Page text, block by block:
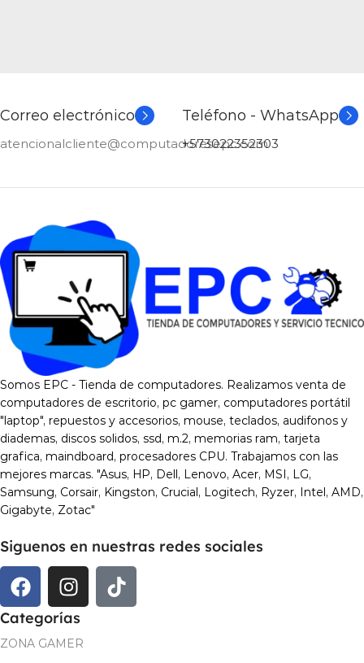
Correo electrónico
atencionalcliente@computadoresepc.com
Teléfono - WhatsApp
+573022352303
Somos EPC - Tienda de computadores. Realizamos venta de
computadores de escritorio, pc gamer, computadores portátil
"laptop", repuestos y accesorios, mouse, teclados, audifonos y
diademas, discos solidos, ssd, m.2, memorias ram, tarjeta
grafica, maindboard, procesadores CPU. Trabajamos con las
mejores marcas. "Asus, HP, Dell, Lenovo, Acer, MSI, LG,
Samsung, Corsair, Kingston, Crucial, Logitech, Ryzer, Intel, AMD,
Gigabyte, Zotac"
Siguenos en nuestras redes sociales
Categorías
ZONA GAMER